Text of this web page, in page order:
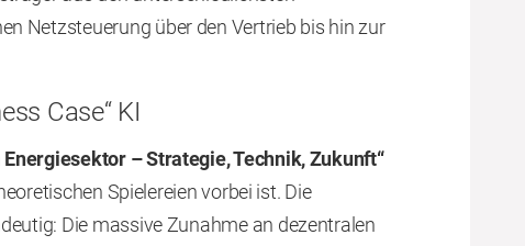
Netzsteuerung über den Vertrieb bis hin zur
Case“ KI
– Strategie, Technik, Zukunft“
Spielereien vorbei ist. Die
Die massive Zunahme an dezentralen